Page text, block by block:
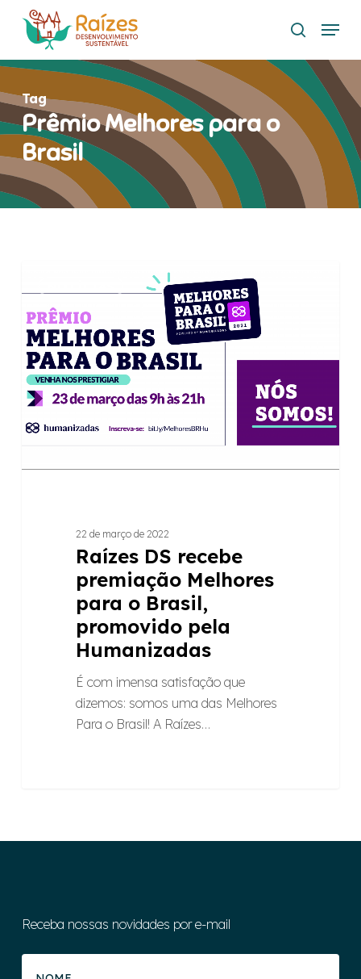
content
search
Menu
Tag
Prêmio Melhores para o
Brasil
DS
recebe
premiação
Melhores
para
o
promovido
22 de março de 2022
Raízes DS recebe
premiação Melhores
para o Brasil,
promovido pela
Humanizadas
É com imensa satisfação que
dizemos: somos uma das Melhores
Para o Brasil! A Raízes…
Receba nossas novidades por e-mail